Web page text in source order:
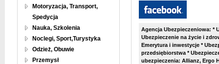
Motoryzacja, Transport,
Spedycja
Nauka, Szkolenia
Noclegi, Sport,Turystyka
Odzież, Obuwie
Przemysł
Agencja Ubezpieczeniowa: *
Ubezpieczenie na życie i
Emerytura i inwestycje *
przedsiębiorstwa *
ubezpieczenia: Allianz, Ergo